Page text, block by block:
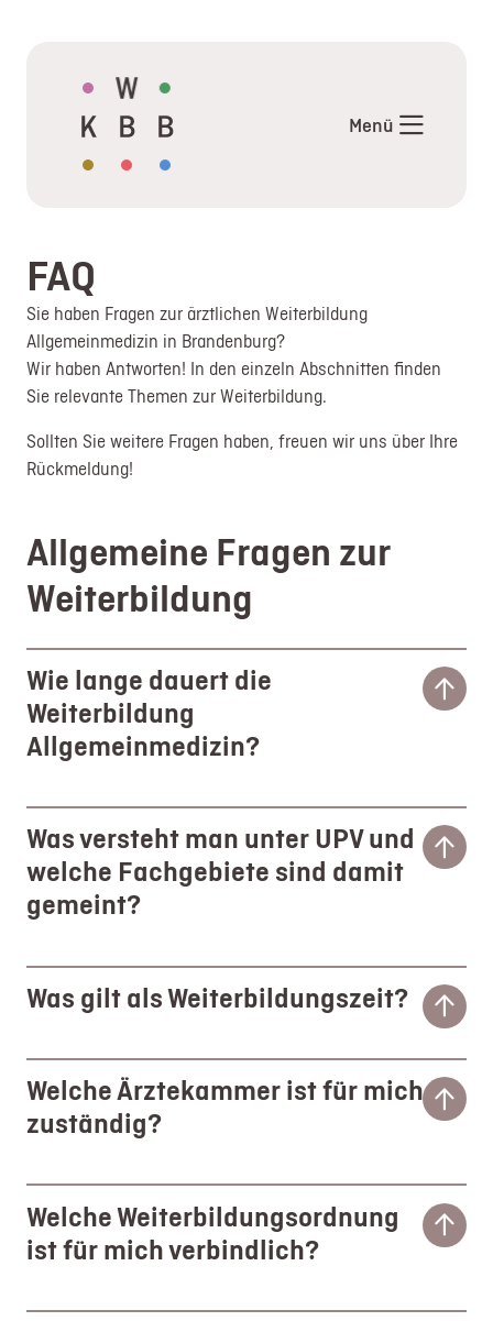
Menü
Aktuelles
Angebote
Termine
Mentor*innen im KW-BB
Weiterbildung Pädiatrie
Externe
Veranstaltungshinweise
Links und Downloads
FAQ
Über uns
Kontakt
Registrierung
Impressum
FAQ
Sie haben Fragen zur ärztlichen Weiterbildung
Allgemeinmedizin in Brandenburg?
Wir haben Antworten! In den einzeln Abschnitten finden
Sie relevante Themen zur Weiterbildung.
Sollten Sie weitere Fragen haben, freuen wir uns über Ihre
Rückmeldung!
Allgemeine Fragen zur
Weiterbildung
Wie lange dauert die
Weiterbildung
Allgemeinmedizin?
Was versteht man unter UPV und
welche Fachgebiete sind damit
gemeint?
Was gilt als Weiterbildungszeit?
Welche Ärztekammer ist für mich
zuständig?
Welche Weiterbildungsordnung
ist für mich verbindlich?